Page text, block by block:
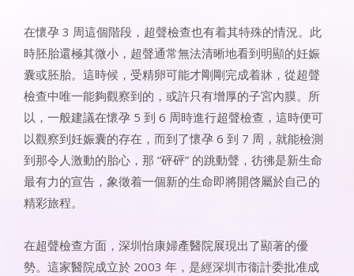
在懷孕 3 周這個階段，超聲檢查也有着其特殊的情況。此
時胚胎還極其微小，超聲通常無法清晰地看到明顯的妊娠
囊或胚胎。這時候，受精卵可能才剛剛完成着牀，從超聲
檢查中唯一能夠觀察到的，或許只有增厚的子宮內膜。所
以，一般建議在懷孕 5 到 6 周時進行超聲檢查，這時便可
以觀察到妊娠囊的存在，而到了懷孕 6 到 7 周，就能檢測
到那令人激動的胎心，那 “砰砰” 的跳動聲，彷彿是新生命
最有力的宣告，象徵着一個新的生命即將開啓屬於自己的
精彩旅程。
在超聲檢查方面，深圳怡康婦產醫院展現出了顯著的優
勢。這家醫院成立於 2003 年，是經深圳市衞計委批准成